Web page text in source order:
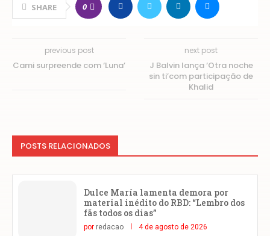
SHARE 0
previous post
Cami surpreende com ‘Luna’
next post
J Balvin lança ‘Otra noche
sin ti’com participação de
Khalid
POSTS RELACIONADOS
Dulce María lamenta demora por
material inédito do RBD: “Lembro dos
fãs todos os dias”
por redacao 4 de agosto de 2026